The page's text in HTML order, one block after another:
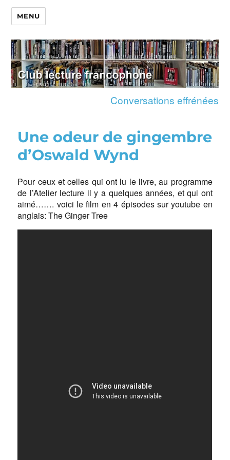
MENU
Conversations effrénées
Une odeur de gingembre
d’Oswald Wynd
Pour ceux et celles qui ont lu le livre, au programme
de l’Atelier lecture il y a quelques années, et qui ont
aimé……. voici le film en 4 épisodes sur youtube en
anglais: The Ginger Tree